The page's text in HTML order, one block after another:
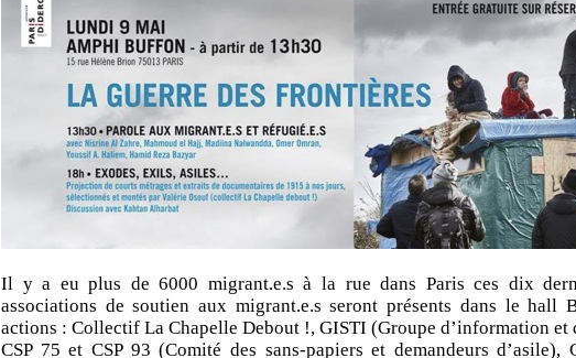
Il y a eu plus de 6000 migrant.e.s à la rue dans Paris ces dix
associations de soutien aux migrant.e.s seront présents dans le hall
actions : Collectif La Chapelle Debout !, GISTI (Groupe d’information et
CSP 75 et CSP 93 (Comité des sans-papiers et demandeurs d’asile),